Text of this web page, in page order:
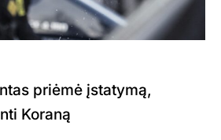
priėmė įstatymą,
Koraną